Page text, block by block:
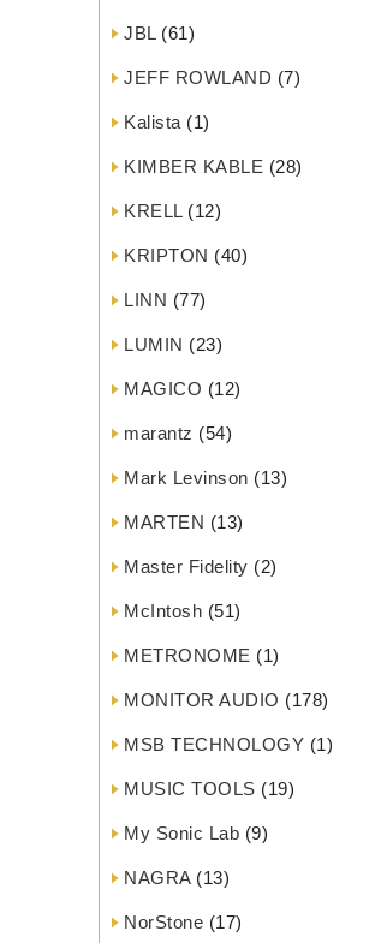
JBL(61)
JEFF ROWLAND (7)
Kalista (1)
KIMBER KABLE (28)
KRELL(12)
KRIPTON (40)
LINN (77)
LUMIN (23)
MAGICO (12)
marantz (54)
Mark Levinson (13)
MARTEN (13)
Master Fidelity (2)
McIntosh (51)
METRONOME (1)
MONITOR AUDIO (178)
MSB TECHNOLOGY (1)
MUSIC TOOLS (19)
My Sonic Lab (9)
NAGRA(13)
NorStone (17)